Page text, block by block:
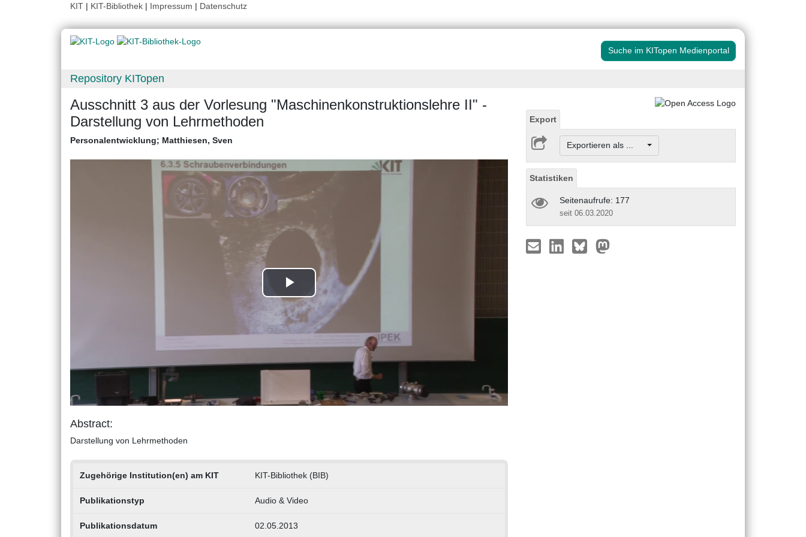
KIT | KIT-Bibliothek | Impressum | Datenschutz
Suche im KITopen Medienportal
Repository KITopen
Ausschnitt 3 aus der Vorlesung "Maschinenkonstruktionslehre II" -
Darstellung von Lehrmethoden
Personalentwicklung; Matthiesen, Sven
Play
Video
Abstract:
Darstellung von Lehrmethoden
Zugehörige Institution(en) am KIT KIT-Bibliothek (BIB)
Publikationstyp Audio & Video
Publikationsdatum 02.05.2013
Export
Exportieren als ...
Statistiken
Seitenaufrufe: 177
seit 06.03.2020